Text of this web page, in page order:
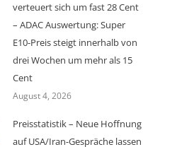
verteuert sich um fast 28 Cent
– ADAC Auswertung: Super
E10-Preis steigt innerhalb von
drei Wochen um mehr als 15
Cent
August 4, 2026
Preisstatistik – Neue Hoffnung
auf USA/Iran-Gespräche lassen